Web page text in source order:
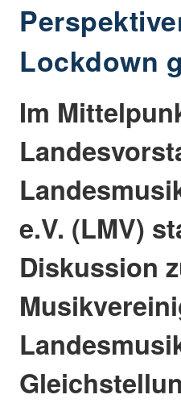
Lockdown
Im
e.V. (LMV)
Diskussion